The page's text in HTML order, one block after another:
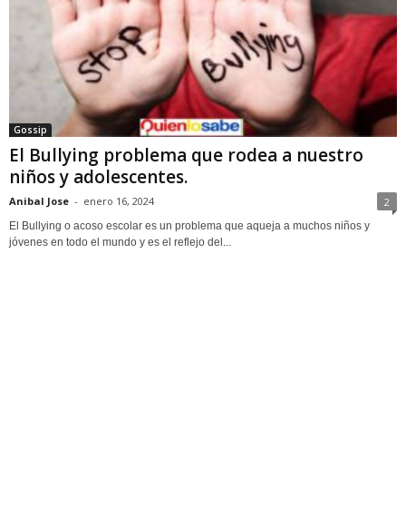
Gossip
El Bullying problema que rodea a nuestro
niños y adolescentes.
Anibal Jose - enero 16, 2024 2
El Bullying o acoso escolar es un problema que aqueja a muchos niños y
jóvenes en todo el mundo y es el reflejo del...